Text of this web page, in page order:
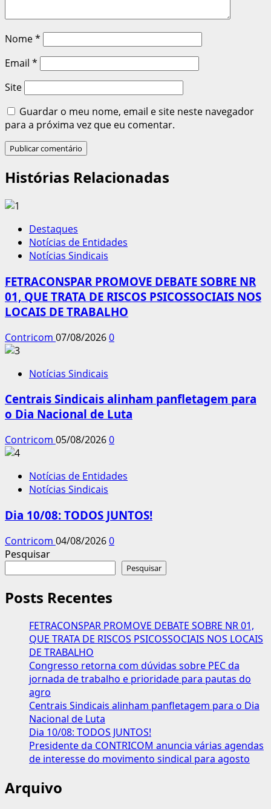
Nome*
Email *
Site
Guardar o meu nome, email e site neste navegador
para a próxima vez que eu comentar.
Histórias Relacionadas
Destaques
Notícias de Entidades
Notícias Sindicais
FETRACONSPAR PROMOVE DEBATE SOBRE NR
01, QUE TRATA DE RISCOS PSICOSSOCIAIS NOS
LOCAIS DE TRABALHO
Contricom 07/08/20260
Notícias Sindicais
Centrais Sindicais alinham panfletagem para
o Dia Nacional de Luta
Contricom 05/08/20260
Notícias de Entidades
Notícias Sindicais
Dia 10/08: TODOS JUNTOS!
Contricom 04/08/20260
Pesquisar
Pesquisar
Posts Recentes
FETRACONSPAR PROMOVE DEBATE SOBRE NR 01,
QUE TRATA DE RISCOS PSICOSSOCIAIS NOS LOCAIS
DE TRABALHO
Congresso retorna com dúvidas sobre PEC da
jornada de trabalho e prioridade para pautas do
agro
Centrais Sindicais alinham panfletagem para o Dia
Nacional de Luta
Dia 10/08: TODOS JUNTOS!
Presidente da CONTRICOM anuncia várias agendas
de interesse do movimento sindical para agosto
Arquivo